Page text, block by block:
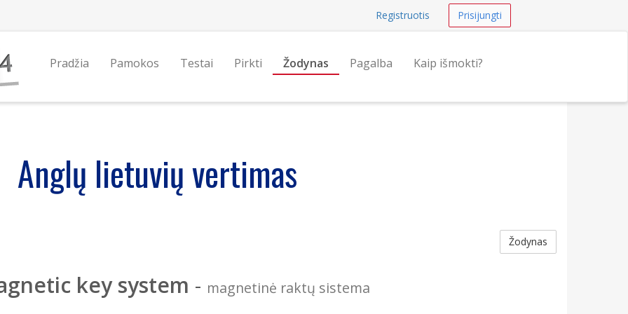
Registruotis Prisijungti
Pradžia Pamokos Testai Pirkti Žodynas Pagalba Kaip išmokti?
Anglų lietuvių vertimas
Žodynas
key system - magnetinė raktų sistema